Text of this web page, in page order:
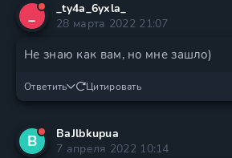
_
_ty4a_6yxla_
28 марта 2022 21:07
Не знаю как вам, но мне зашло)
Ответить Цитировать
B
BaJlbkupua
7 апреля 2022 10:14